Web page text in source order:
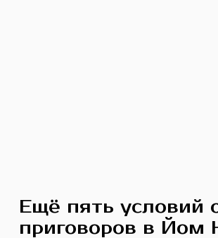
Ещё пять условий
приговоров в Йом